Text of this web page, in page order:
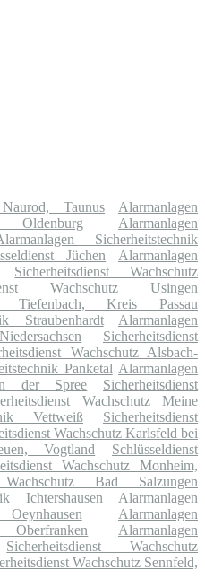
Taunus
Alarmanlagen
Alarmanlagen
Sicherheitstechnik
Jüchen
Alarmanlagen
Sicherheitsdienst Wachschutz
Wachschutz Usingen
Tiefenbach, Kreis Passau
Straubenhardt
Alarmanlagen
Sicherheitsdienst
Wachschutz Alsbach-
Panketal Alarmanlagen
der Spree
Sicherheitsdienst
Wachschutz Meine
Vettweiß
Sicherheitsdienst
Wachschutz Karlsfeld bei
Vogtland
Schlüsseldienst
Wachschutz Monheim,
Wachschutz Bad Salzungen
Ichtershausen
Alarmanlagen
Alarmanlagen
Alarmanlagen
Sicherheitsdienst Wachschutz
Wachschutz Sennfeld,